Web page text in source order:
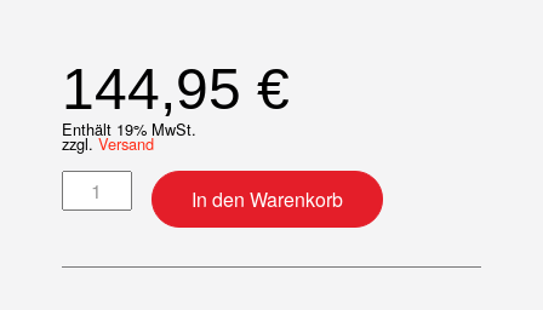
144,95 €
Enthält 19% MwSt.
zzgl. Versand
Ventilkit Stahl + Ventilfedern Auslass Menge
In den Warenkorb